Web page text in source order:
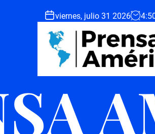
viernes, julio 31 2026 4: